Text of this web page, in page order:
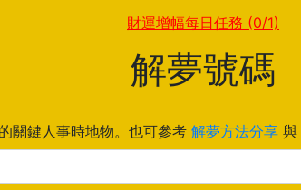
財運增幅每日任務 (0/1)
解夢號碼
關鍵人事時地物。也可參考 解夢方法分享 與